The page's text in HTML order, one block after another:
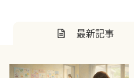
最新記事